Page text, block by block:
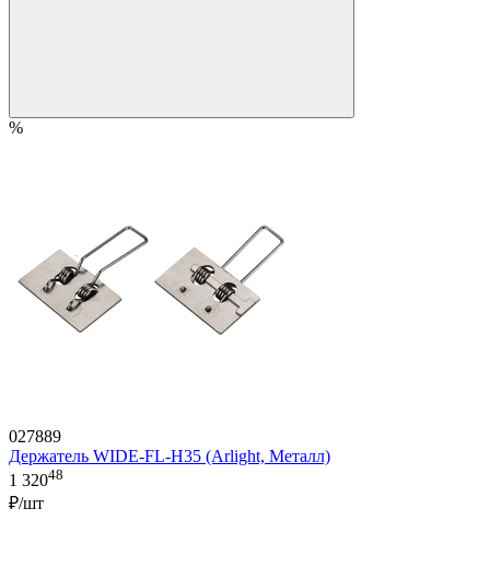
%
027889
Держатель WIDE-FL-H35 (Arlight, Металл)
1 32048
₽/шт